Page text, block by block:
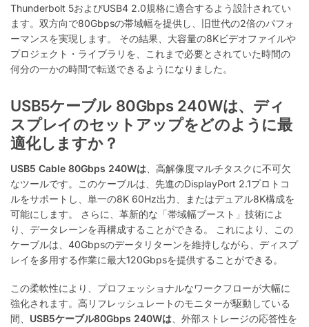
Thunderbolt 5およびUSB4 2.0規格に適合するよう設計されてい
ます。双方向で80Gbpsの帯域幅を提供し、旧世代の2倍のパフォ
ーマンスを実現します。 その結果、大容量の8Kビデオファイルや
プロジェクト・ライブラリを、これまで必要とされていた時間の
何分の一かの時間で転送できるようになりました。
USB5ケーブル 80Gbps 240Wは、ディ
スプレイのセットアップをどのように最
適化しますか？
USB5 Cable 80Gbps 240Wは 、高解像度マルチタスクに不可欠
なツールです。このケーブルは、先進のDisplayPort 2.1プロトコ
ルをサポートし、単一の8K 60Hz出力、またはデュアル8K構成を
可能にします。
さらに、革新的な「帯域幅ブースト」技術によ
り、データレーンを再構成することができる。
これにより、この
ケーブルは、40Gbpsのデータリターンを維持しながら、ディスプ
レイを多用する作業に最大120Gbpsを提供することができる。
この柔軟性により、プロフェッショナルなワークフローが大幅に
強化されます。高リフレッシュレートのモニターが駆動している
間、 USB5ケーブル80Gbps 240Wは 、外部ストレージの応答性を